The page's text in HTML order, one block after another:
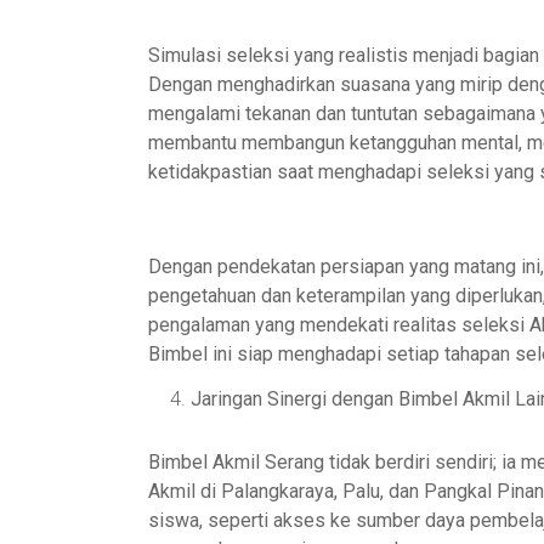
Simulasi seleksi yang realistis menjadi
Dengan menghadirkan suasana yang mirip
mengalami tekanan dan tuntutan
membantu membangun ketangguhan mental,
ketidakpastian saat menghadapi seleksi yang
Dengan pendekatan persiapan yang matang
pengetahuan dan keterampilan yang
pengalaman yang mendekati realitas seleksi
Bimbel ini siap menghadapi setiap tahapan
Jaringan Sinergi dengan Bimbel Akmil
Bimbel Akmil Serang tidak berdiri sendiri; ia
Akmil di Palangkaraya, Palu, dan Pangkal
siswa, seperti akses ke sumber daya